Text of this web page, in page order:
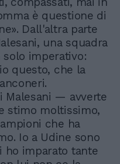
è questione di
Dall'altra parte
una squadra
solo imperativo:
questo, che la
Malesani — avverte
stimo moltissimo,
che ha
Io a Udine sono
ho imparato tante